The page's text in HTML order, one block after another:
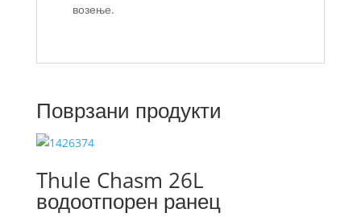
возење.
Поврзани продукти
Thule Chasm 26L
водоотпорен ранец